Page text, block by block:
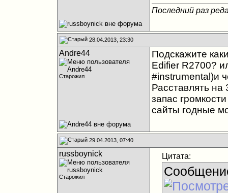
Последний раз
28.04.2013, 23:30
Andre44
Старожил
Подскажите
Edifier R2700?
#instrumental)и
Расставлять
запас
сайты годные
29.04.2013, 07:40
russboynick
Старожил
Цитата: